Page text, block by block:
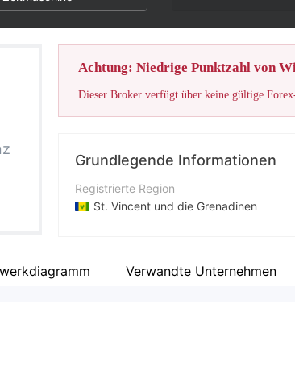
Achtung: Niedrige Punktzahl von
Dieser Broker verfügt über keine gültige
Grundlegende Informationen
Registrierte Region
St. Vincent und die Grenadinen
UnternehmenVerwandte Unternehmen